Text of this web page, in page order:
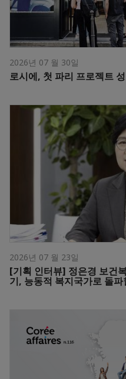
2026년 07 월 30일
로시에, 첫 파리 프로젝트
2026년 07 월 23일
[기획 인터뷰] 정은경 보건
기, 능동적 복지국가로 돌파